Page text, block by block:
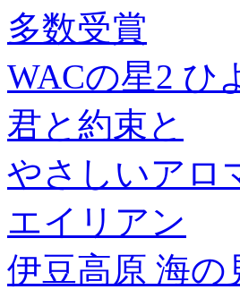
多数受賞
WACの星2 ひ
君と約束と
やさしいアロ
エイリアン
伊豆高原 海